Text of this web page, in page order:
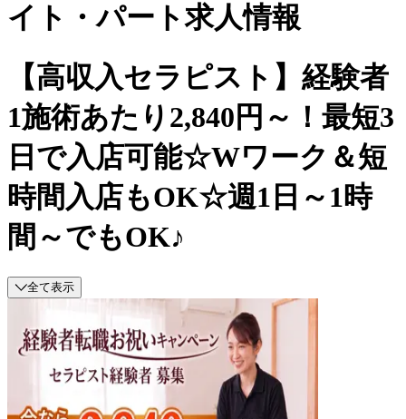
イト・パート求人情報
【高収入セラピスト】経験者
1施術あたり2,840円～！最短3
日で入店可能☆Wワーク＆短
時間入店もOK☆週1日～1時
間～でもOK♪
全て表示